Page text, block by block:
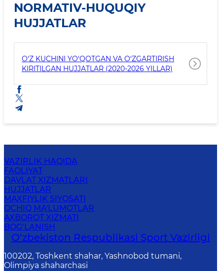
NORMATIV-HUQUQIY
HUJJATLAR
O‘Z KUCHINI YO‘QOTGAN VA O‘ZGARTIRISH
KIRITILGAN HUJJATLAR (2020-2026 YILLAR)
VAZIRLIK HAQIDA
FAOLIYAT
DAVLAT XIZMATLARI
HUJJATLAR
MAXFIYLIK SIYOSATI
OCHIQ MA'LUMOTLAR
AXBOROT XIZMATI
BOG‘LANISH
O‘zbekiston Respublikasi Sport Vazirligi
100202, Toshkent shahar, Yashnobod tumani,
Olimpiya shaharchasi